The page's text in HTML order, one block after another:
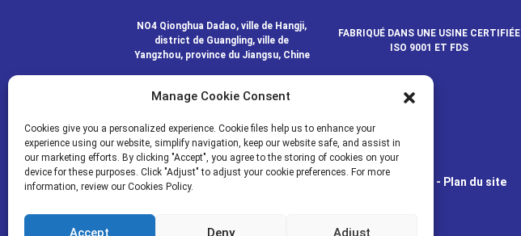
NO4 Qionghua Dadao, ville de Hangji,
district de Guangling, ville de
Yangzhou, province du Jiangsu, Chine
FABRIQUÉ DANS UNE USINE CERTIFIÉE
ISO 9001 ET FDS
© COPYRIGHT - 2020-2024 : TOUS DROITS RÉSERVÉS. - Plan du site
Manage Cookie Consent
Cookies give you a personalized experience. Cookie files help us to enhance your
experience using our website, simplify navigation, keep our website safe, and assist in
our marketing efforts. By clicking "Accept", you agree to the storing of cookies on your
device for these purposes. Click "Adjust" to adjust your cookie preferences. For more
information, review our Cookies Policy.
Accept Deny Adjust